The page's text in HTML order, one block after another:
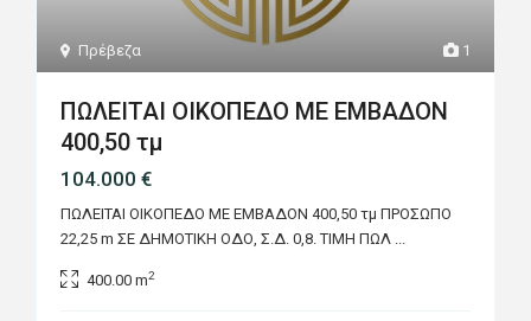
1
Πρέβεζα
ΠΩΛΕΙΤΑΙ ΟΙΚΟΠΕΔΟ ΜΕ ΕΜΒΑΔΟΝ
400,50 τμ
104.000 €
ΠΩΛΕΙΤΑΙ ΟΙΚΟΠΕΔΟ ΜΕ ΕΜΒΑΔΟΝ 400,50 τμ ΠΡΟΣΩΠΟ
22,25 m ΣΕ ΔΗΜΟΤΙΚΗ ΟΔΟ, Σ.Δ. 0,8. ΤΙΜΗ ΠΩΛ ...
400.00 m2